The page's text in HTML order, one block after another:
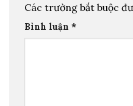
Các trường bắt buộc
Bình luận *